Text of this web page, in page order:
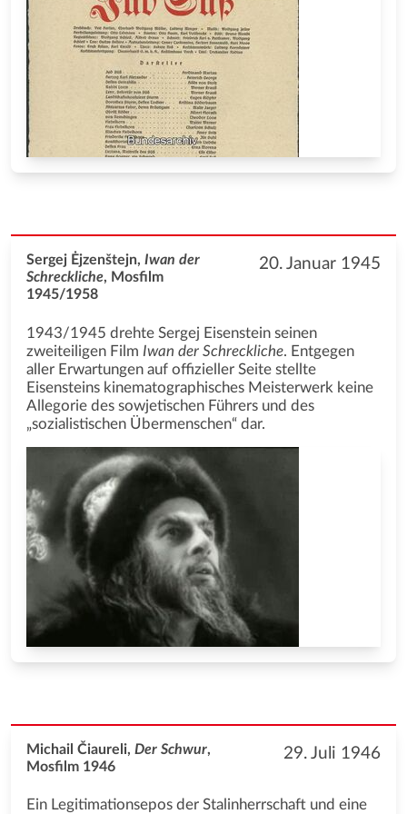
20. Januar 1945
Sergej Ėjzenštejn, Iwan der
Schreckliche, Mosfilm
1945/1958
1943/1945 drehte Sergej Eisenstein seinen
zweiteiligen Film Iwan der Schreckliche. Entgegen
aller Erwartungen auf offizieller Seite stellte
Eisensteins kinematographisches Meisterwerk keine
Allegorie des sowjetischen Führers und des
„sozialistischen Übermenschen“ dar.
29. Juli 1946
Michail Čiaureli, Der Schwur,
Mosfilm 1946
Ein Legitimationsepos der Stalinherrschaft und eine